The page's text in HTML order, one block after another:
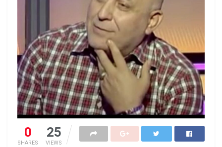
0
SHARES
25
VIEWS